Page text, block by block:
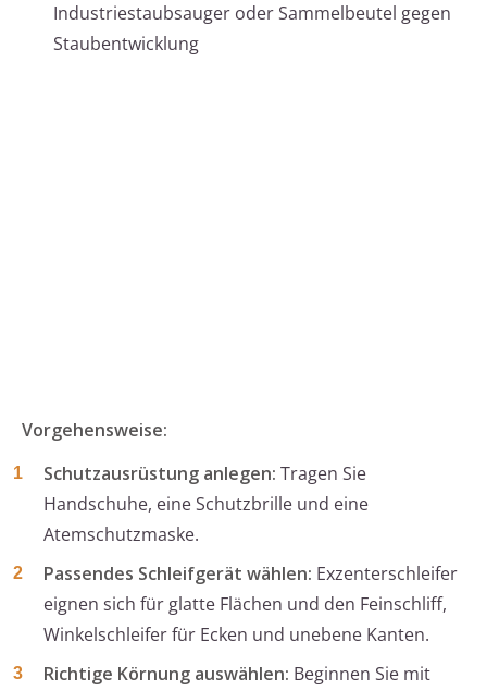
Industriestaubsauger oder Sammelbeutel gegen
Staubentwicklung
Vorgehensweise:
Schutzausrüstung anlegen: Tragen Sie
Handschuhe, eine Schutzbrille und eine
Atemschutzmaske.
Passendes Schleifgerät wählen: Exzenterschleifer
eignen sich für glatte Flächen und den Feinschliff,
Winkelschleifer für Ecken und unebene Kanten.
Richtige Körnung auswählen: Beginnen Sie mit